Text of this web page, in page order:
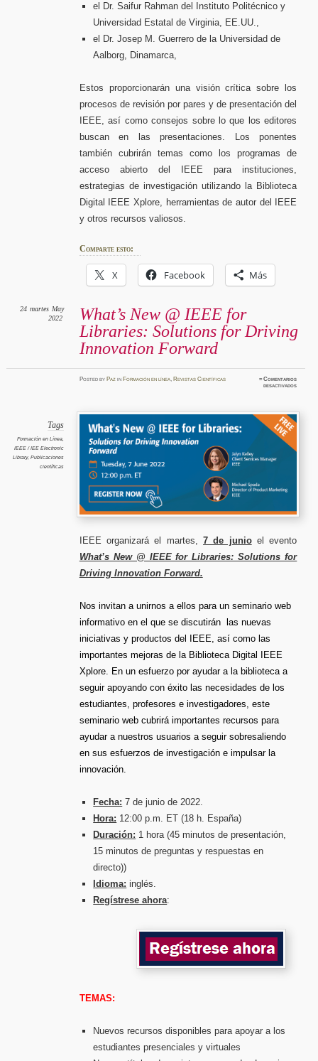
el Dr. Saifur Rahman del Instituto Politécnico y
Universidad Estatal de Virginia, EE.UU.,
el Dr. Josep M. Guerrero de la Universidad de
Aalborg, Dinamarca,
Estos proporcionarán una visión crítica sobre los
procesos de revisión por pares y de presentación del
IEEE, así como consejos sobre lo que los editores
buscan en las presentaciones. Los ponentes
también cubrirán temas como los programas de
acceso abierto del IEEE para instituciones,
estrategias de investigación utilizando la Biblioteca
Digital IEEE Xplore, herramientas de autor del IEEE
y otros recursos valiosos.
Comparte esto:
X Facebook Más
What’s New @ IEEE for
Libraries: Solutions for Driving
Innovation Forward
24 martes May
2022
Postedby Paz in Formación en línea, Revistas Científicas ≈Comentarios
desactivadosen
IEEE
Tags
Formación en Línea,
IEEE / IEE Electronic
Library, Publicaciones
científicas
IEEE organizará el martes,7 de junioel evento
What’s New @ IEEE for Libraries: Solutions for
Driving Innovation Forward.
Nos invitan a unirnos a ellos para un seminario web
informativo en el que se discutirán las nuevas
iniciativas y productos del IEEE, así como las
importantes mejoras de la Biblioteca Digital IEEE
Xplore. En un esfuerzo por ayudar a la biblioteca a
seguir apoyando con éxito las necesidades de los
estudiantes, profesores e investigadores, este
seminario web cubrirá importantes recursos para
ayudar a nuestros usuarios a seguir sobresaliendo
en sus esfuerzos de investigación e impulsar la
innovación.
Fecha: 7 de junio de 2022.
Hora: 12:00 p.m. ET (18 h. España)
Duración: 1 hora (45 minutos de presentación,
15 minutos de preguntas y respuestas en
directo))
Idioma: inglés.
Regístrese ahora:
TEMAS:
Nuevos recursos disponibles para apoyar a los
estudiantes presenciales y virtuales